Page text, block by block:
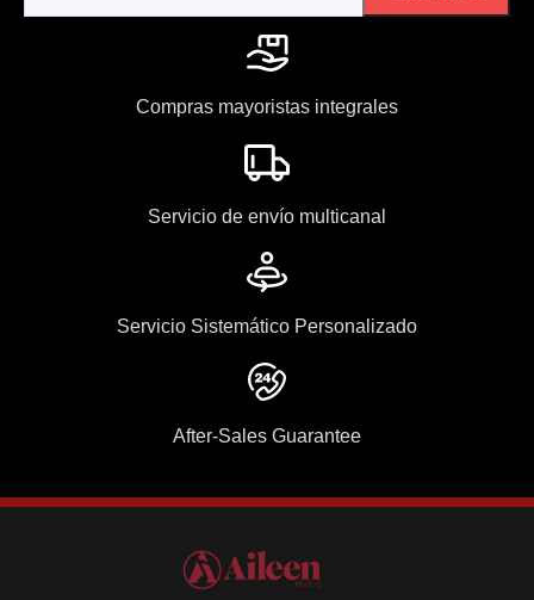
Compras mayoristas integrales
Servicio de envío multicanal
Servicio Sistemático Personalizado
After-Sales Guarantee